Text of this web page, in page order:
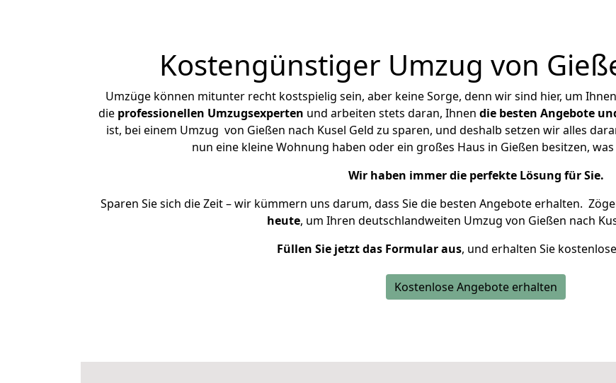
Kostengünstiger Umzug von
Umzüge können mitunter recht kostspielig sein, aber keine Sorge, denn wir sind hier, um
die professionellen Umzugsexperten und arbeiten stets daran, Ihnen die besten Angebote
ist, bei einem Umzug von Gießen nach Kusel Geld zu sparen, und deshalb setzen wir alles
nun eine kleine Wohnung haben oder ein großes Haus in Gießen besitzen,
Wir haben immer die perfekte Lösung für Sie.
Sparen Sie sich die Zeit – wir kümmern uns darum, dass Sie die besten Angebote erhalten.
heute, um Ihren deutschlandweiten Umzug von Gießen nach
Füllen Sie jetzt das Formular aus, und erhalten Sie
Kostenlose Angebote erhalten